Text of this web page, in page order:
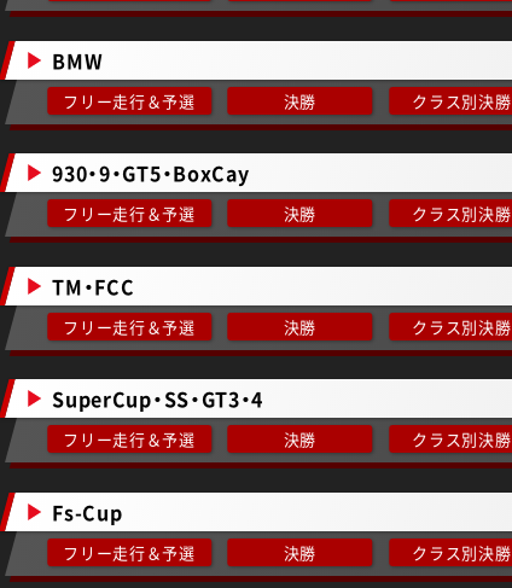
BMW
フリー走行＆予選 決勝 クラス別決勝
930・9・GT5・BoxCay
フリー走行＆予選 決勝 クラス別決勝
TM・FCC
フリー走行＆予選 決勝 クラス別決勝
SuperCup・SS・GT3・4
フリー走行＆予選 決勝 クラス別決勝
Fs-Cup
フリー走行＆予選 決勝 クラス別決勝